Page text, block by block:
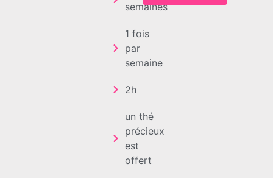
semaines
1 fois
par
semaine
2h
un thé
précieux
est
offert